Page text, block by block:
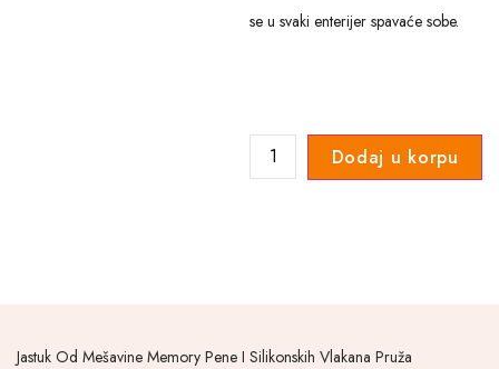
se u svaki enterijer spavaće sobe.
Dodaj u korpu
Jastuk Od Mešavine Memory Pene I Silikonskih Vlakana Pruža